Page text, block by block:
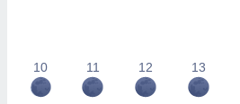
10 11 12 13